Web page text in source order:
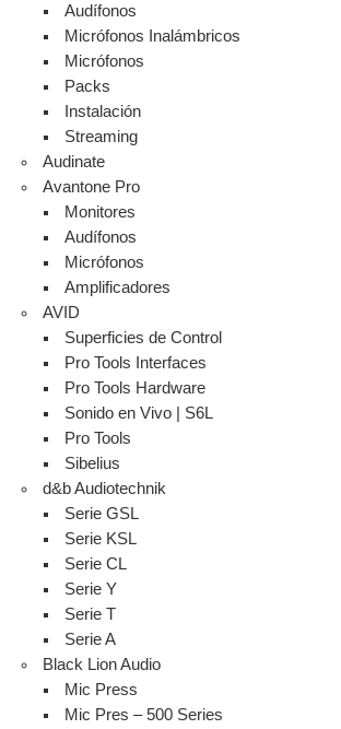
Audífonos
Micrófonos Inalámbricos
Micrófonos
Packs
Instalación
Streaming
Audinate
Avantone Pro
Monitores
Audífonos
Micrófonos
Amplificadores
AVID
Superficies de Control
Pro Tools Interfaces
Pro Tools Hardware
Sonido en Vivo | S6L
Pro Tools
Sibelius
d&b Audiotechnik
Serie GSL
Serie KSL
Serie CL
Serie Y
Serie T
Serie A
Black Lion Audio
Mic Press
Mic Pres – 500 Series